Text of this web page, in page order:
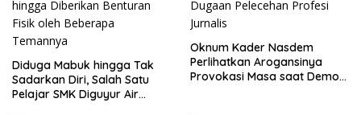
Diduga Mabuk hingga Tak
Sadarkan Diri, Salah Satu
Pelajar SMK Diguyur Air
Oknum Kader Nasdem
Perlihatkan Arogansinya
Provokasi Masa saat Demo